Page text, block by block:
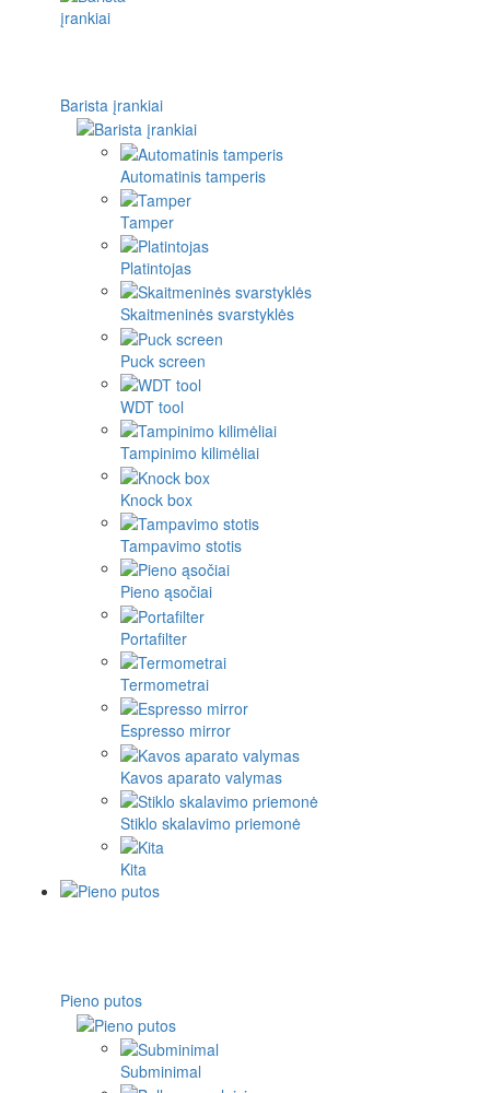
Barista įrankiai
Automatinis tamperis
Tamper
Platintojas
Skaitmeninės svarstyklės
Puck screen
WDT tool
Tampinimo kilimėliai
Knock box
Tampavimo stotis
Pieno ąsočiai
Portafilter
Termometrai
Espresso mirror
Kavos aparato valymas
Stiklo skalavimo priemonė
Kita
Pieno putos
Subminimal